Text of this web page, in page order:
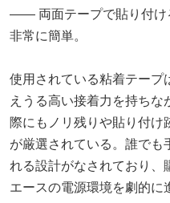
―― 両面テープで貼り付け
非常に簡単。
使用されている粘着テープ
えうる高い接着力を持ち
際にもノリ残りや貼り付け
が厳選されている。誰でも
れる設計がなされており、
エースの電源環境を劇的に